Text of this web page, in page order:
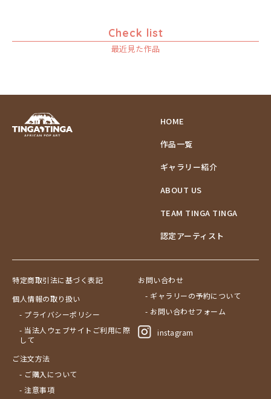
Check list
最近見た作品
HOME
作品一覧
ギャラリー紹介
ABOUT US
TEAM TINGA TINGA
認定アーティスト
特定商取引法に基づく表記
個人情報の取り扱い
- プライバシーポリシー
- 当法人ウェブサイトご利用に際
して
ご注文方法
- ご購入について
- 注意事項
お問い合わせ
- ギャラリーの予約について
- お問い合わせフォーム
instagram